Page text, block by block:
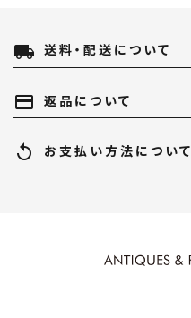
local_shipping 送料・配送について
payment 返品について
replay お支払い方法について